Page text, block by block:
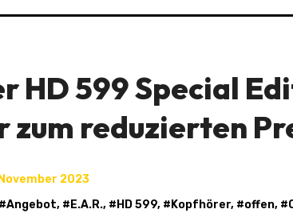
HD 599 Special
zum reduzierten
2023
Angebot, # E.A.R., # HD 599, # Kopfhörer, #offen, #